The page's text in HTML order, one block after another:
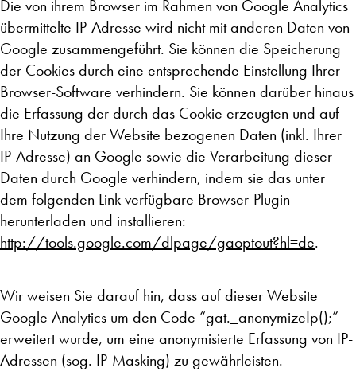
Die von ihrem Browser im Rahmen von Google Analytics
übermittelte IP-Adresse wird nicht mit anderen Daten von
Google zusammengeführt. Sie können die Speicherung
der Cookies durch eine entsprechende Einstellung Ihrer
Browser-Software verhindern. Sie können darüber hinaus
die Erfassung der durch das Cookie erzeugten und auf
Ihre Nutzung der Website bezogenen Daten (inkl. Ihrer
IP-Adresse) an Google sowie die Verarbeitung dieser
Daten durch Google verhindern, indem sie das unter
dem folgenden Link verfügbare Browser-Plugin
herunterladen und installieren:
http://tools.google.com/dlpage/gaoptout?hl=de.
Wir weisen Sie darauf hin, dass auf dieser Website
Google Analytics um den Code “gat._anonymizeIp();”
erweitert wurde, um eine anonymisierte Erfassung von IP-
Adressen (sog. IP-Masking) zu gewährleisten.